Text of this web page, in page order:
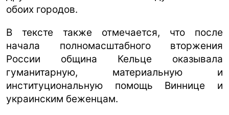
обоих городов.
В тексте также отмечается, что после
начала полномасштабного вторжения
России община Кельце оказывала
гуманитарную, материальную и
институциональную помощь Виннице и
украинским беженцам.